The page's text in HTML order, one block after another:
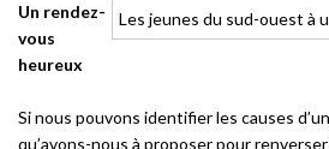
Les jeunes du sud-ouest à
Un rendez-
vous
heureux
Si nous pouvons identifier les causes
qu’avons-nous à proposer pour